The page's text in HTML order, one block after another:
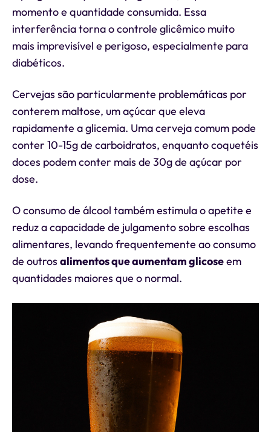
momento e quantidade consumida. Essa
interferência torna o controle glicêmico muito
mais imprevisível e perigoso, especialmente para
diabéticos.
Cervejas são particularmente problemáticas por
conterem maltose, um açúcar que eleva
rapidamente a glicemia. Uma cerveja comum pode
conter 10-15g de carboidratos, enquanto coquetéis
doces podem conter mais de 30g de açúcar por
dose.
O consumo de álcool também estimula o apetite e
reduz a capacidade de julgamento sobre escolhas
alimentares, levando frequentemente ao consumo
de outros alimentos que aumentam glicoseem
quantidades maiores que o normal.